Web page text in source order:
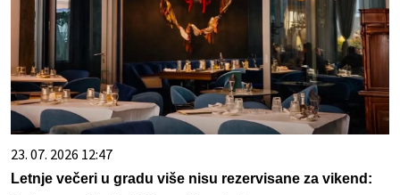
23. 07. 2026 12:47
Letnje večeri u gradu više nisu rezervisane za vikend: